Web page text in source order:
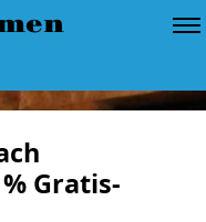
Gratis-